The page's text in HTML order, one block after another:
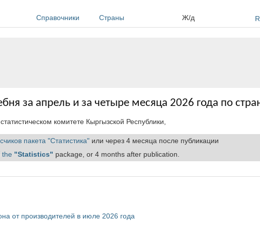
Справочники Страны Ж/д
за апрель и за четыре месяца 2026 года по
комитете Кыргызской Республики,
пакета "Статистика" или через 4 месяца после публикации
the "Statistics" package, or 4 months after publication.
от производителей в июле 2026 года